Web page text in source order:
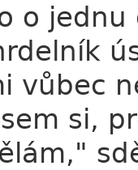
o
vůbec
si,